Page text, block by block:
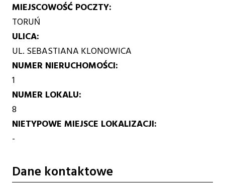
MIEJSCOWOŚĆ POCZTY
TORUŃ
ULICA
UL. SEBASTIANA KLONOWICA
NUMER NIERUCHOMOŚCI
1
NUMER LOKALU
8
NIETYPOWE MIEJSCE LOKALIZACJI
-
Dane kontaktowe